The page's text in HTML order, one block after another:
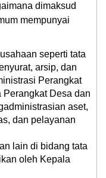
dimaksud
mempunyai
seperti tata
arsip, dan
Perangkat
Perangkat Desa dan
aset,
dan pelayanan
lain di bidang tata
oleh Kepala